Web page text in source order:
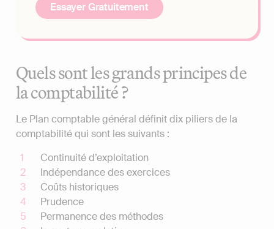
Essayer Gratuitement
Quels sont les grands principes de
la comptabilité ?
Le Plan comptable général définit dix piliers de la
comptabilité qui sont les suivants :
Continuité d’exploitation
Indépendance des exercices
Coûts historiques
Prudence
Permanence des méthodes